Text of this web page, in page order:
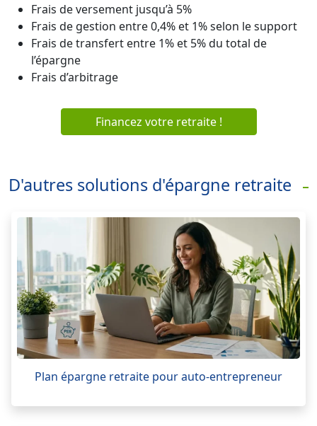
Frais de versement jusqu’à 5%
Frais de gestion entre 0,4% et 1% selon le support
Frais de transfert entre 1% et 5% du total de
l’épargne
Frais d’arbitrage
Financez votre retraite !
D'autres solutions d'épargne retraite
Plan épargne retraite pour auto-entrepreneur